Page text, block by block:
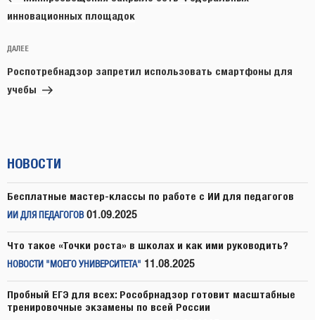
инновационных площадок
Следующая
запись
ДАЛЕЕ
Роспотребнадзор запретил использовать смартфоны для
учебы
НОВОСТИ
Бесплатные мастер-классы по работе с ИИ для педагогов
ИИ ДЛЯ ПЕДАГОГОВ 01.09.2025
Что такое «Точки роста» в школах и как ими руководить?
НОВОСТИ "МОЕГО УНИВЕРСИТЕТА" 11.08.2025
Пробный ЕГЭ для всех: Рособрнадзор готовит масштабные
тренировочные экзамены по всей России